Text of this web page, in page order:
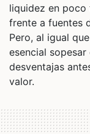
liquidez en
frente a fuentes
Pero, al igual
esencial
desventajas
valor.